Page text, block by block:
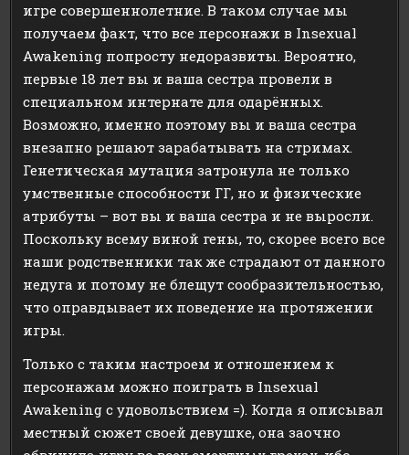
игре совершеннолетние. В таком случае мы
получаем факт, что все персонажи в Insexual
Awakening попросту недоразвиты. Вероятно,
первые 18 лет вы и ваша сестра провели в
специальном интернате для одарённых.
Возможно, именно поэтому вы и ваша сестра
внезапно решают зарабатывать на стримах.
Генетическая мутация затронула не только
умственные способности ГГ, но и физические
атрибуты – вот вы и ваша сестра и не выросли.
Поскольку всему виной гены, то, скорее всего все
наши родственники так же страдают от данного
недуга и потому не блещут сообразительностью,
что оправдывает их поведение на протяжении
игры.
Только с таким настроем и отношением к
персонажам можно поиграть в Insexual
Awakening с удовольствием =). Когда я описывал
местный сюжет своей девушке, она заочно